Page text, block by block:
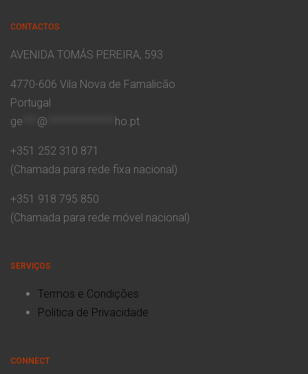
CONTACTOS
AVENIDA TOMÁS PEREIRA, 593
4770-606 Vila Nova de Famalicão
Portugal
ge
@ ho.pt
+351 252 310 871
(Chamada para rede fixa nacional)
+351 918 795 850
(Chamada para rede móvel nacional)
SERVIÇOS
Termos e Condições
Politica de Privacidade
CONNECT